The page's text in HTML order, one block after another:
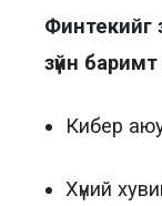
Финтекийг
зүйн
Кибер
Хүний